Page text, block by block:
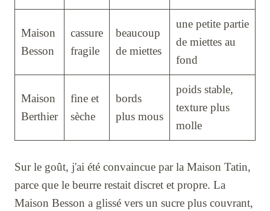
Maison
Besson
cassure
fragile
beaucoup
de miettes
une petite partie
de miettes au
fond
Maison
Berthier
fine et
sèche
bords
plus mous
poids stable,
texture plus
molle
Sur le goût, j'ai été convaincue par la Maison Tatin,
parce que le beurre restait discret et propre. La
Maison Besson a glissé vers un sucre plus couvrant,